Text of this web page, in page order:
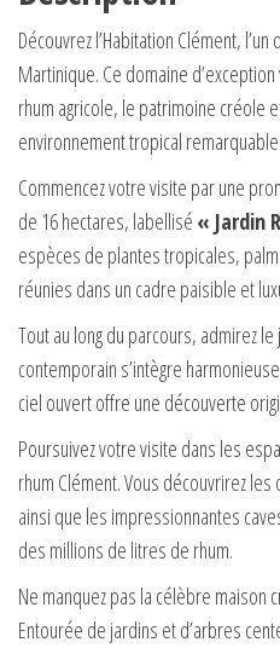
Découvrez l’Habitation Clément,
Martinique. Ce domaine
rhum agricole, le patrimoine créole
environnement tropical remarquable.
Commencez votre visite par une
de 16 hectares, labellisé « Jardin
espèces de plantes tropicales,
réunies dans un cadre paisible et
Tout au long du parcours, admirez
contemporain s’intègre
ciel ouvert offre une découverte
Poursuivez votre visite dans les
rhum Clément. Vous découvrirez
ainsi que les impressionnantes
des millions de litres de rhum.
Ne manquez pas la célèbre maison
Entourée de jardins et d’arbres